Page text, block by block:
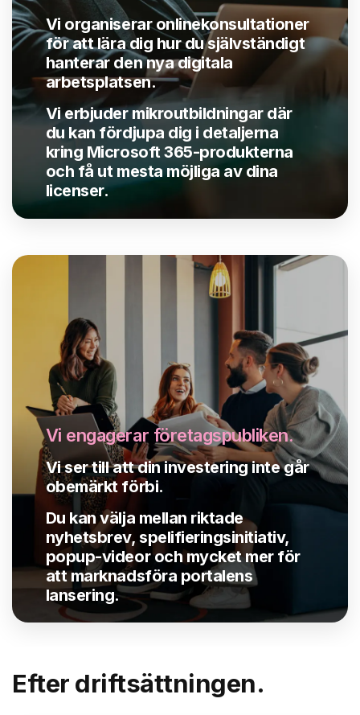
Vi organiserar onlinekonsultationer
för att lära dig hur du självständigt
hanterar den nya digitala
arbetsplatsen.
Vi erbjuder mikroutbildningar där
du kan fördjupa dig i detaljerna
kring Microsoft 365-produkterna
och få ut mesta möjliga av dina
licenser.
Vi engagerar företagspubliken.
Vi ser till att din investering inte går
obemärkt förbi.
Du kan välja mellan riktade
nyhetsbrev, spelifieringsinitiativ,
popup-videor och mycket mer för
att marknadsföra portalens
lansering.
Efter driftsättningen.